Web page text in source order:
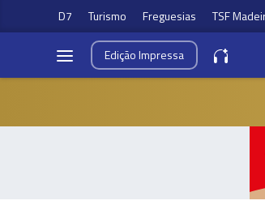
D7 Turismo Freguesias TSF
EdiçãoImpressa